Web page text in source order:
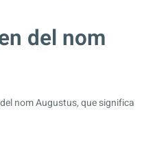
del nom
nom Augustus, que significa